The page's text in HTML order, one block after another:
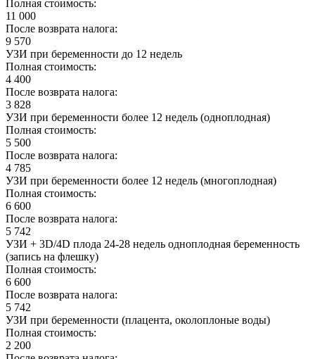
Полная стоимость:
11 000
После возврата налога:
9 570
УЗИ при беременности до 12 недель
Полная стоимость:
4 400
После возврата налога:
3 828
УЗИ при беременности более 12 недель (одноплодная)
Полная стоимость:
5 500
После возврата налога:
4 785
УЗИ при беременности более 12 недель (многоплодная)
Полная стоимость:
6 600
После возврата налога:
5 742
УЗИ + 3D/4D плода 24-28 недель одноплодная беременность
(запись на флешку)
Полная стоимость:
6 600
После возврата налога:
5 742
УЗИ при беременности (плацента, околоплоные воды)
Полная стоимость:
2 200